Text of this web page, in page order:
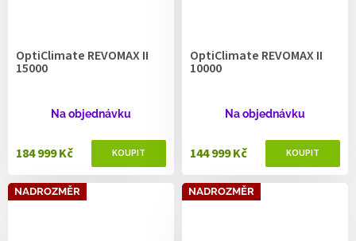
OptiClimate REVOMAX II
15000
Na objednávku
184 999 Kč
OptiClimate REVOMAX II
10000
Na objednávku
144 999 Kč
NADROZMĚR NADROZMĚR